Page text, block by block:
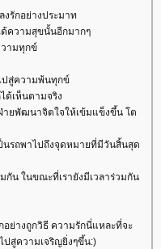
งรักอย่างประมาท
ด้ความสุขนั้นอีกมากๆ
วามทุกข์
ปสู่ความพ้นทุกข์
ด้เห็นตามจริง
ยพัฒนาจิตใจให้เข้มแข็งขึ้น โต
รถพาไปถึงจุดหมายที่มีวันสิ้นสุด
กัน ในขณะที่เรายังมีเวลาร่วมกัน
ย่างถูกวิธี ความรักนี่แหละที่จะ
ปสู่ความเจริญยิ่งๆขึ้น:)